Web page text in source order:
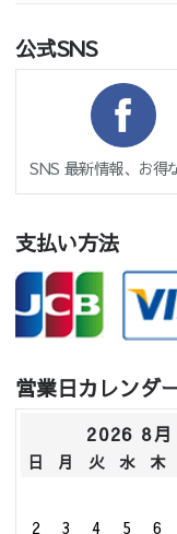
公式SNS
SNS 最新情報、お得
支払い方法
営業日カレンダ
2026 8月
日 月 火 水 木
2
3 4 5 6